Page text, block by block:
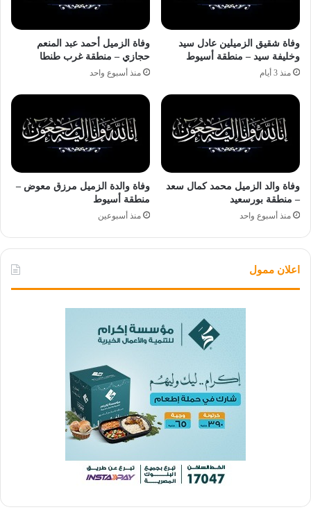
وفاة شقيق الزميلين عادل سيد
وخليفة سيد – منطقة أسيوط
منذ 3 أيام
وفاة الزميل أحمد عبد المنعم
حجازي – منطقة غرب طنطا
منذ أسبوع واحد
وفاة والد الزميل محمد كمال سعد
– منطقة بورسعيد
منذ أسبوع واحد
وفاة والدة الزميل مرزق معوض –
منطقة أسيوط
منذ أسبوعين
اعلان ممول